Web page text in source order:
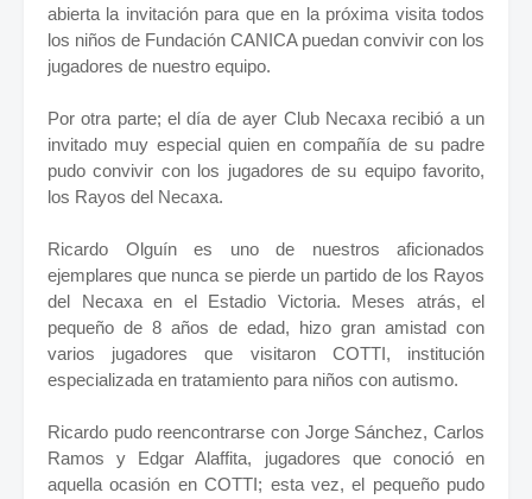
abierta la invitación para que en la próxima visita todos
los niños de Fundación CANICA puedan convivir con los
jugadores de nuestro equipo.
Por otra parte; el día de ayer Club Necaxa recibió a un
invitado muy especial quien en compañía de su padre
pudo convivir con los jugadores de su equipo favorito,
los Rayos del Necaxa.
Ricardo Olguín es uno de nuestros aficionados
ejemplares que nunca se pierde un partido de los Rayos
del Necaxa en el Estadio Victoria. Meses atrás, el
pequeño de 8 años de edad, hizo gran amistad con
varios jugadores que visitaron COTTI, institución
especializada en tratamiento para niños con autismo.
Ricardo pudo reencontrarse con Jorge Sánchez, Carlos
Ramos y Edgar Alaffita, jugadores que conoció en
aquella ocasión en COTTI; esta vez, el pequeño pudo